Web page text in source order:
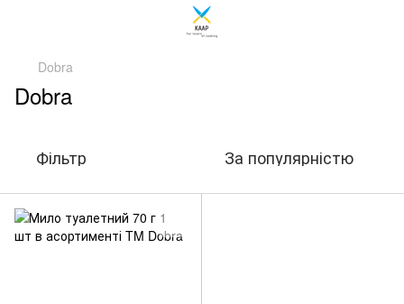
Dobra
Dobra
Фільтр За популярністю